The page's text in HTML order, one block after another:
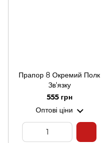
Прапор 8 Окремий Полк
Зв'язку
555 грн
Оптові ціни